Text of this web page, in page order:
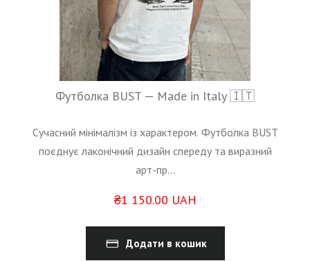
Футболка BUST — Made in Italy 🇮🇹
Сучасний мінімалізм із характером. Футболка BUST
поєднує лаконічний дизайн спереду та виразний
арт-пр...
₴1 150.00 UAH
Додати в кошик